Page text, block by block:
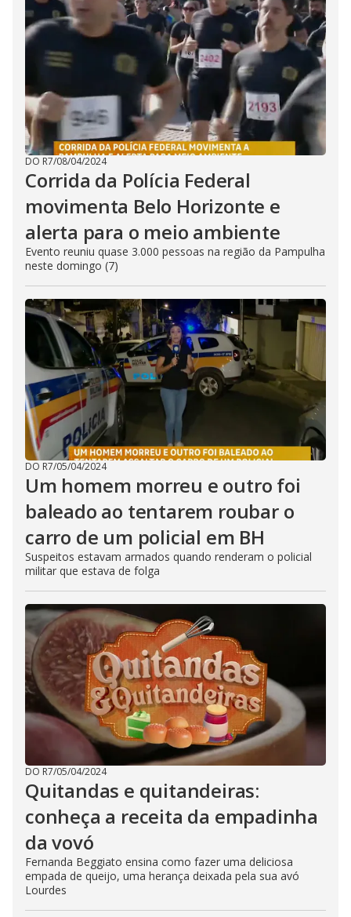
DO R7/08/04/2024
Corrida da Polícia Federal
movimenta Belo Horizonte e
alerta para o meio ambiente
Evento reuniu quase 3.000 pessoas na região da Pampulha
neste domingo (7)
DO R7/05/04/2024
Um homem morreu e outro foi
baleado ao tentarem roubar o
carro de um policial em BH
Suspeitos estavam armados quando renderam o policial
militar que estava de folga
DO R7/05/04/2024
Quitandas e quitandeiras:
conheça a receita da empadinha
da vovó
Fernanda Beggiato ensina como fazer uma deliciosa
empada de queijo, uma herança deixada pela sua avó
Lourdes